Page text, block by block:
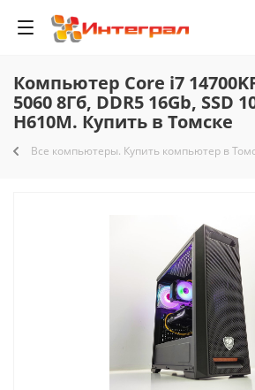
Компьютер Core i7
5060 8Гб, DDR5 16Gb, SSD
H610M. Купить в Томске
Все компьютеры. Купить компьютер в